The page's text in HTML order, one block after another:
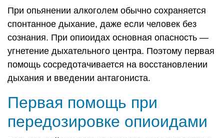
При опьянении алкоголем обычно сохраняется
спонтанное дыхание, даже если человек без
сознания. При опиоидах основная опасность —
угнетение дыхательного центра. Поэтому первая
помощь сосредотачивается на восстановлении
дыхания и введении антагониста.
Первая помощь при
передозировке опиоидами